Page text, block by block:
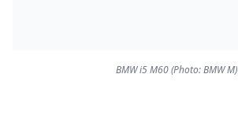
BMW i5 M60 (Photo: BMW M)